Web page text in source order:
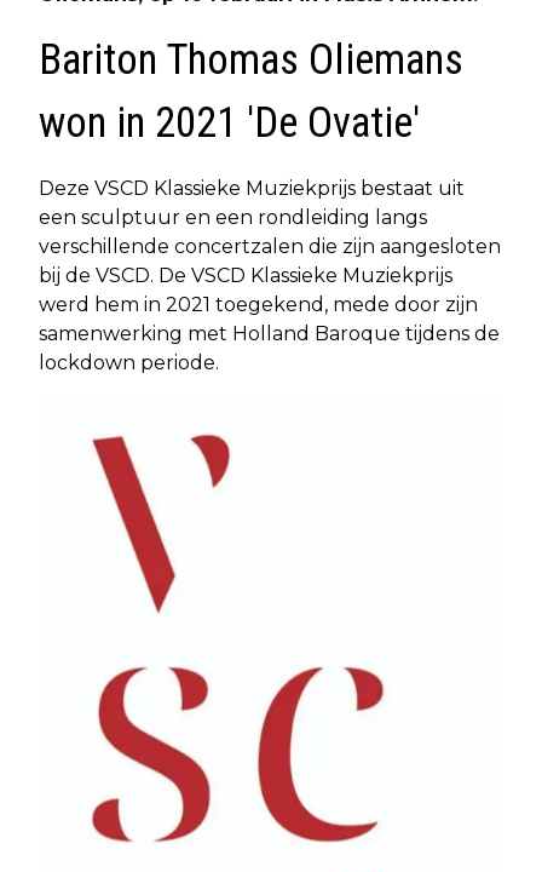
Bariton Thomas Oliemans
won in 2021 'De Ovatie'
Deze VSCD Klassieke Muziekprijs bestaat uit
een sculptuur en een rondleiding langs
verschillende concertzalen die zijn aangesloten
bij de VSCD. De VSCD Klassieke Muziekprijs
werd hem in 2021 toegekend, mede door zijn
samenwerking met Holland Baroque tijdens de
lockdown periode.